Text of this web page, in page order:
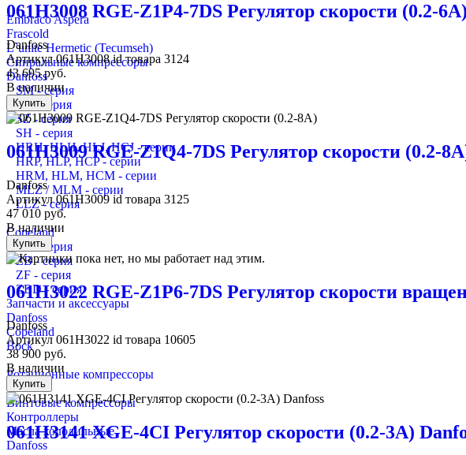
Embraco Aspera
Frascold
L`unite Hermetic (Tecumseh)
Спиральные компрессоры
Danfoss
SM - серия
SY - серия
SZ - серия
SH - серия
HRH, HLH, HLJ, HCJ - серии
HRP, HLP, HCP - серии
HRM, HLM, HCM - серии
MLZ / MLM - серии
LLZ - серия
Copeland
ZR - серия
ZB - серия
ZF - серия
ZBD - серия
Запчасти и аксессуары
Danfoss
Copeland
Bock
Ротационные компрессоры
Винтовые компрессоры
Контроллеры
Масла холодильные
Danfoss
061H3008 RGE-Z1P4-7DS Регулятор скорости (0.2-6A)
Danfoss
Артикул061H3008id товара 3124
43 695руб.
В наличии
Купить
061H3009 RGE-Z1Q4-7DS Регулятор скорости (0.2-
Danfoss
Артикул061H3009 id товара 3125
47 010 руб.
В наличии
Купить
061H3022 RGE-Z1P6-7DS Регулятор скорости
Danfoss
Артикул061H3022 id товара 10605
38 900 руб.
В наличии
Купить
061H3141 XGE-4CI Регулятор скорости (0.2-3A)